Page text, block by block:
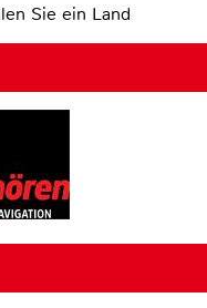
Sie ein Land